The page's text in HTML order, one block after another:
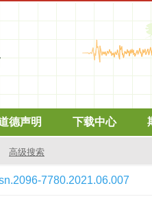
德声明 下载中心
高级搜索
7780.2021.06.007